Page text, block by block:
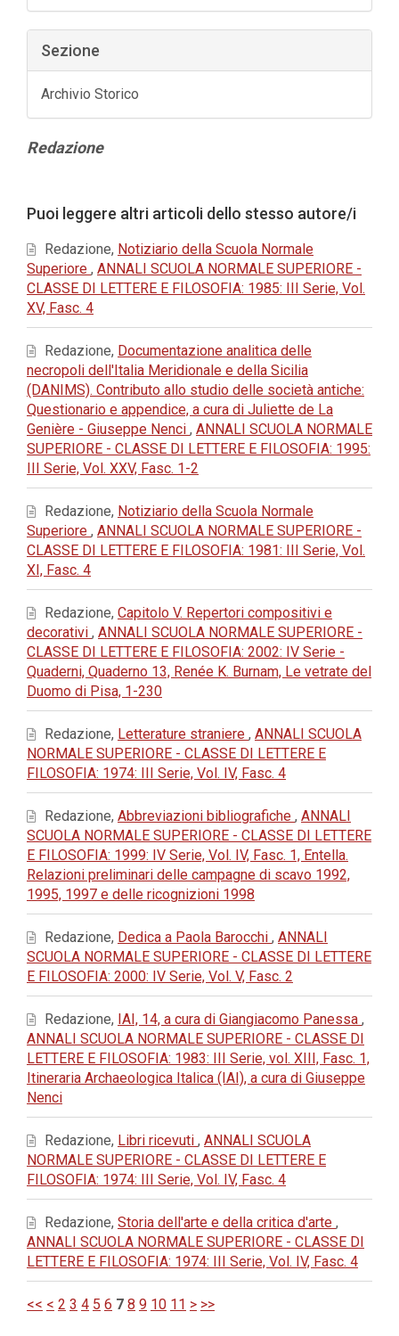
Sezione
Archivio Storico
Contenuto
Redazione
dell'articolo
Puoi leggere altri articoli dello stesso autore/i
Redazione, Notiziario della Scuola Normale
Superiore , ANNALI SCUOLA NORMALE SUPERIORE -
CLASSE DI LETTERE E FILOSOFIA: 1985: III Serie, Vol.
XV, Fasc. 4
Redazione, Documentazione analitica delle
necropoli dell'Italia Meridionale e della Sicilia
(DANIMS). Contributo allo studio delle società antiche:
Questionario e appendice, a cura di Juliette de La
Genière - Giuseppe Nenci , ANNALI SCUOLA NORMALE
SUPERIORE - CLASSE DI LETTERE E FILOSOFIA: 1995:
III Serie, Vol. XXV, Fasc. 1-2
Redazione, Notiziario della Scuola Normale
Superiore , ANNALI SCUOLA NORMALE SUPERIORE -
CLASSE DI LETTERE E FILOSOFIA: 1981: III Serie, Vol.
XI, Fasc. 4
Redazione, Capitolo V. Repertori compositivi e
decorativi , ANNALI SCUOLA NORMALE SUPERIORE -
CLASSE DI LETTERE E FILOSOFIA: 2002: IV Serie -
Quaderni, Quaderno 13, Renée K. Burnam, Le vetrate del
Duomo di Pisa, 1-230
Redazione, Letterature straniere , ANNALI SCUOLA
NORMALE SUPERIORE - CLASSE DI LETTERE E
FILOSOFIA: 1974: III Serie, Vol. IV, Fasc. 4
Redazione, Abbreviazioni bibliografiche , ANNALI
SCUOLA NORMALE SUPERIORE - CLASSE DI LETTERE
E FILOSOFIA: 1999: IV Serie, Vol. IV, Fasc. 1, Entella.
Relazioni preliminari delle campagne di scavo 1992,
1995, 1997 e delle ricognizioni 1998
Redazione, Dedica a Paola Barocchi , ANNALI
SCUOLA NORMALE SUPERIORE - CLASSE DI LETTERE
E FILOSOFIA: 2000: IV Serie, Vol. V, Fasc. 2
Redazione, IAI, 14, a cura di Giangiacomo Panessa ,
ANNALI SCUOLA NORMALE SUPERIORE - CLASSE DI
LETTERE E FILOSOFIA: 1983: III Serie, vol. XIII, Fasc. 1,
Itineraria Archaeologica Italica (IAI), a cura di Giuseppe
Nenci
Redazione, Libri ricevuti , ANNALI SCUOLA
NORMALE SUPERIORE - CLASSE DI LETTERE E
FILOSOFIA: 1974: III Serie, Vol. IV, Fasc. 4
Redazione, Storia dell'arte e della critica d'arte ,
ANNALI SCUOLA NORMALE SUPERIORE - CLASSE DI
LETTERE E FILOSOFIA: 1974: III Serie, Vol. IV, Fasc. 4
<< < 2 3 4 5 6 7 8 9 10 11 > >>